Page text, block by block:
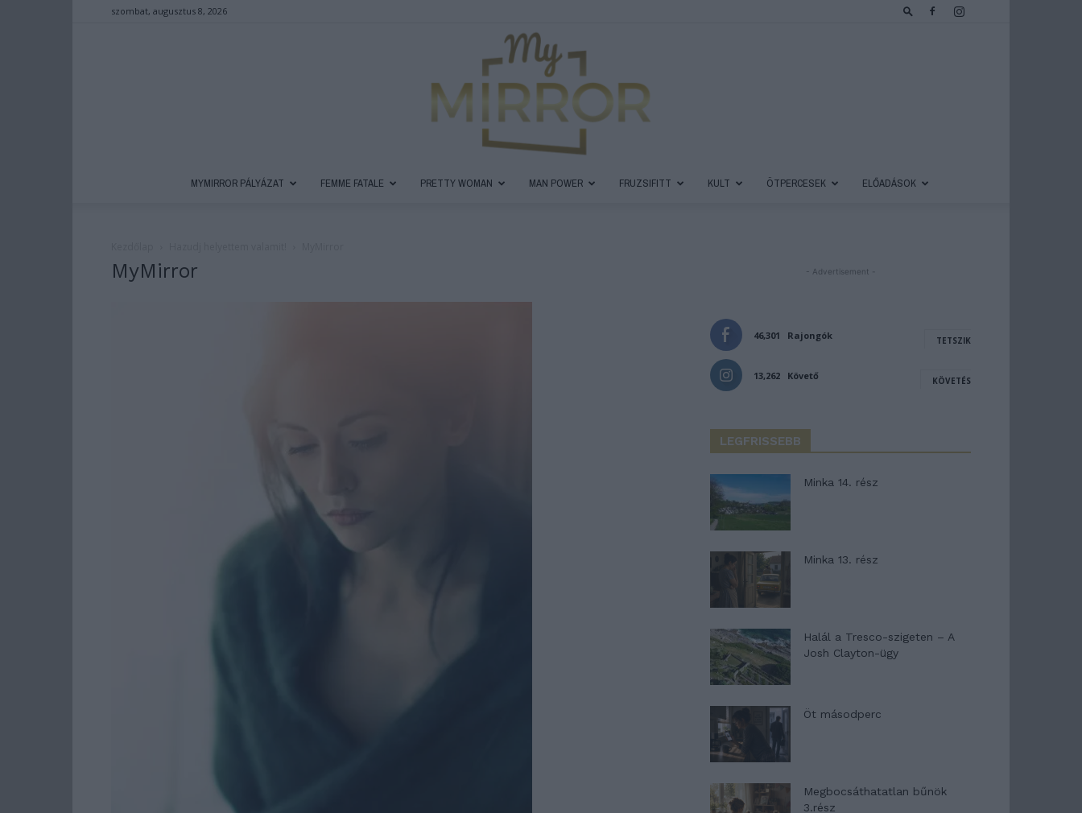
szombat, augusztus 8, 2026
MYMIRROR PÁLYÁZAT FEMME FATALE PRETTY WOMAN MAN POWER FRUZSIFITT KULT ÖTPERCESEK ELŐADÁSOK
MyMirror - Advertisement -
46,301 Rajongók TETSZIK
13,262 Követő KÖVETÉS
LEGFRISSEBB
Minka 14. rész
Minka 13. rész
Halál a Tresco-szigeten – A
Josh Clayton-ügy
Öt másodperc
Megbocsáthatatlan bűnök
3.rész